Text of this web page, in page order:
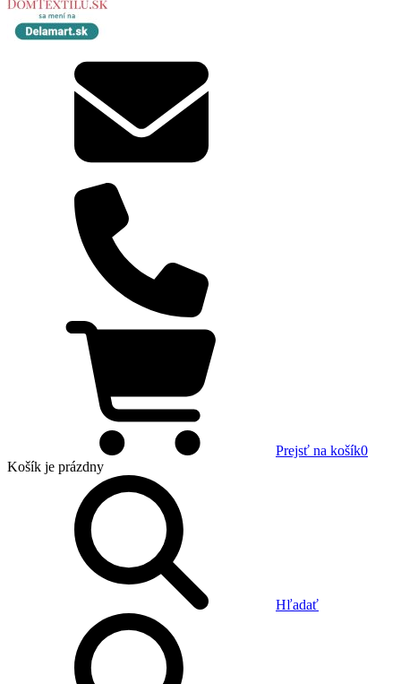
Prejsť na košík0
Košík je prázdny
Hľadať